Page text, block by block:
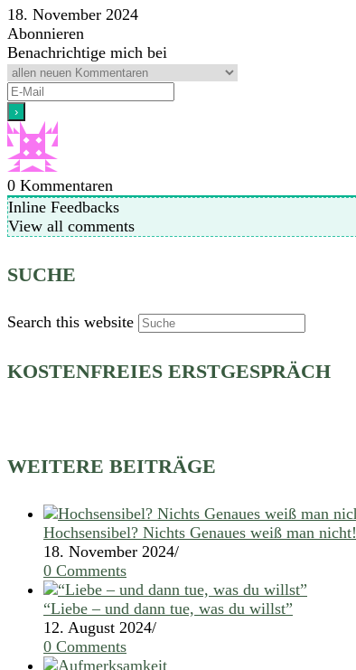
18. November 2024
Abonnieren
Benachrichtige mich bei
0 Kommentaren
Inline Feedbacks
View all comments
SUCHE
Search this website
KOSTENFREIES ERSTGESPRÄCH
WEITERE BEITRÄGE
Hochsensibel? Nichts Genaues weiß man nicht!
18. November 2024/
0 Comments
“Liebe – und dann tue, was du willst”
12. August 2024/
0 Comments